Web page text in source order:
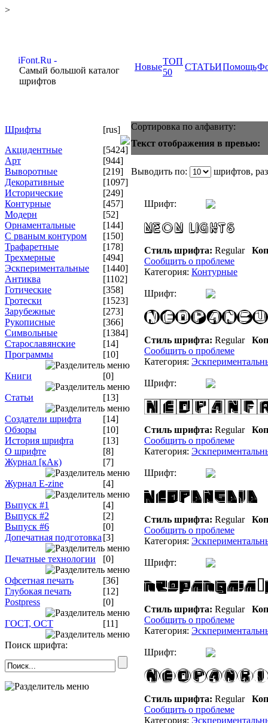
>
Самый большой каталог
шрифтов
Новые
ТОП
50
СТАТЬИПомощь
Шрифты
[rus]
Акцидентные
[5424]
Арт
[944]
Выворотные
[219]
Декоративные
[1097]
Исторические
[249]
Контурные
[457]
Модерн
[52]
Орнаментальные
[144]
С рваным контуром
[150]
Трафаретные
[178]
Трехмерные
[494]
Эскпериментальные
[1440]
Антиква
[1102]
Готические
[358]
Гротески
[1523]
Зарубежные
[273]
Рукописные
[366]
Символьные
[1384]
Старославянские
[14]
Программы
[10]
Книги [0]
Статьи [13]
Создатели шрифта
[14]
Обзоры
[10]
История шрифта
[13]
О шрифте
[8]
Журнал [кАк)
[7]
Журнал E-zine [4]
Выпуск #1
[4]
Выпуск #2
[2]
Выпуск #6
[0]
Допечатная подготовка [3]
Печатные технологии [0]
Офсетная печать
[36]
Глубокая печать
[12]
Postpress
[0]
ГОСТ, ОСТ [11]
Поиск шрифта:
Сортировка по алфавиту:
Текст отображения в превью:
Выводить по: шрифтов,
Шрифт:
Стиль шрифта: Regular
Сообщить о проблеме
Категория: Контурные
Шрифт:
Стиль шрифта: Regular
Сообщить о проблеме
Категория:
Шрифт:
Стиль шрифта: Regular
Сообщить о проблеме
Категория:
Шрифт:
Стиль шрифта: Regular
Сообщить о проблеме
Категория:
Шрифт:
Стиль шрифта: Regular
Сообщить о проблеме
Категория:
Шрифт:
Стиль шрифта: Regular
Сообщить о проблеме
Категория: